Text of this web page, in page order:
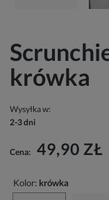
krówka
Wysyłka w:
2-3 dni
Cena: 49,90 ZŁ
Kolor: krówka